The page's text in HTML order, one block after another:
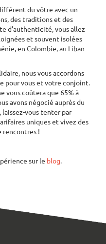
du vôtre avec un
des traditions et des
d’authenticité, vous allez
et souvent isolées
en Colombie, au Liban
nous vous accordons
pour vous et votre conjoint.
vous coûtera que 65% à
avons négocié auprès du
laissez-vous tenter par
uniques et vivez des
rencontres !
sur le blog.